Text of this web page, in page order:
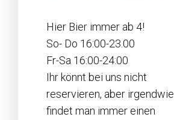
Hier Bier immer ab 4!
So- Do 16:00-23.00
Fr-Sa 16:00-24:00
Ihr könnt bei uns nicht
reservieren, aber irgendwie
findet man immer einen